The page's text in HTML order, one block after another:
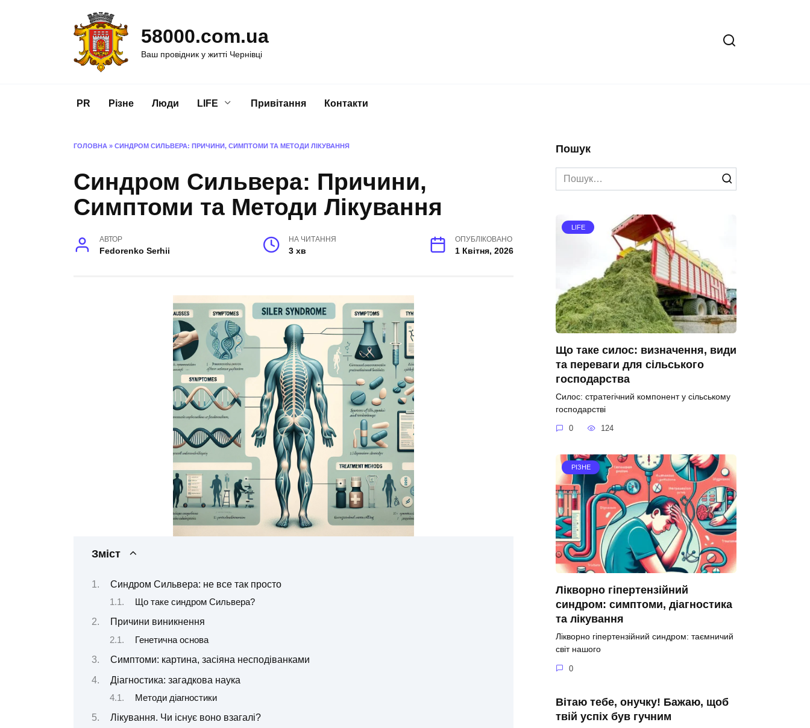
58000.com.ua
Ваш провідник у житті Чернівці
PR Різне Люди LIFE Привітання Контакти
ГОЛОВНА » СИНДРОМ СИЛЬВЕРА: ПРИЧИНИ, СИМПТОМИ ТА МЕТОДИ ЛІКУВАННЯ
Синдром Сильвера: Причини,
Симптоми та Методи Лікування
АВТОР
Fedorenko Serhii
НА ЧИТАННЯ
3 хв
ОПУБЛІКОВАНО
1 Квітня, 2026
Зміст
Синдром Сильвера: не все так просто
Що таке синдром Сильвера?
Причини виникнення
Генетична основа
Симптоми: картина, засіяна несподіванками
Діагностика: загадкова наука
Методи діагностики
Лікування. Чи існує воно взагалі?
Пошук
Search
for:
LIFE
Що таке силос: визначення, види
та переваги для сільського
господарства
Силос: стратегічний компонент у сільському
господарстві
0 124
РІЗНЕ
Лікворно гіпертензійний
синдром: симптоми, діагностика
та лікування
Лікворно гіпертензійний синдром: таємничий
світ нашого
0
Вітаю тебе, онучку! Бажаю, щоб
твій успіх був гучним